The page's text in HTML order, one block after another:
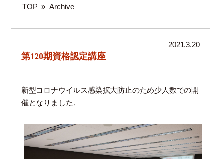
TOP » Archive
2021.3.20
第120期資格認定講座
新型コロナウイルス感染拡大防止のため少人数での開
催となりました。